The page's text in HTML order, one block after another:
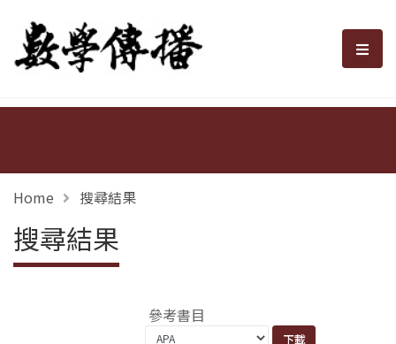
數學傳播 選
Home 搜尋結果
搜尋結果
參考書目